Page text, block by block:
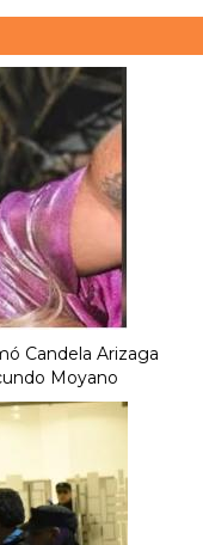
Candela Arizaga
Moyano